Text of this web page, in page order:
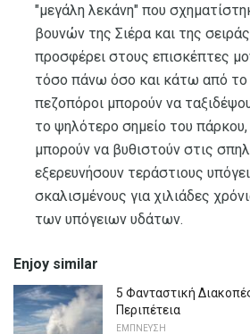
"μεγάλη λεκάνη" που
βουνών της Σιέρα και της
προσφέρει στους επισκέπτες
τόσο πάνω όσο και κάτω από το
πεζοπόροι μπορούν να
το ψηλότερο σημείο του
μπορούν να βυθιστούν στις
εξερευνήσουν τεράστιους
σκαλισμένους για χιλιάδες
των υπόγειων υδάτων.
Enjoy similar
5 Φανταστική
Περιπέτεια
ΕΜΠΝΕΥΣΗ